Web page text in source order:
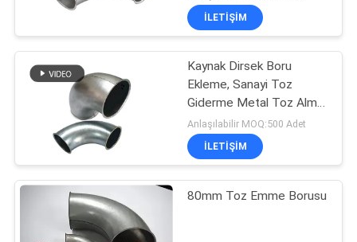
İLETIŞIM
Kaynak Dirsek Boru
Ekleme, Sanayi Toz
Giderme Metal Toz Alma
Boru
Anlaşılabilir MOQ:500 Adet
İLETIŞIM
80mm Toz Emme Borusu